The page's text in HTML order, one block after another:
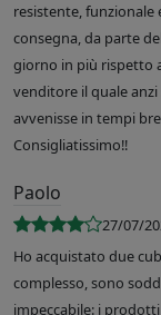
resistente, funzionale
consegna, da parte
giorno in più rispetto
venditore il quale
avvenisse in tempi
Consigliatissimo!!
Paolo
27/07/
Ho acquistato due
complesso, sono
impeccabile: i